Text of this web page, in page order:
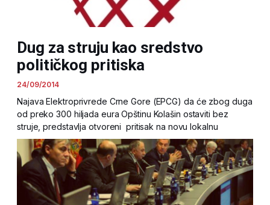
Dug za struju kao sredstvo
političkog pritiska
24/09/2014
Najava Elektroprivrede Crne Gore (EPCG) da će zbog duga
od preko 300 hiljada eura Opštinu Kolašin ostaviti bez
struje, predstavlja otvoreni pritisak na novu lokalnu